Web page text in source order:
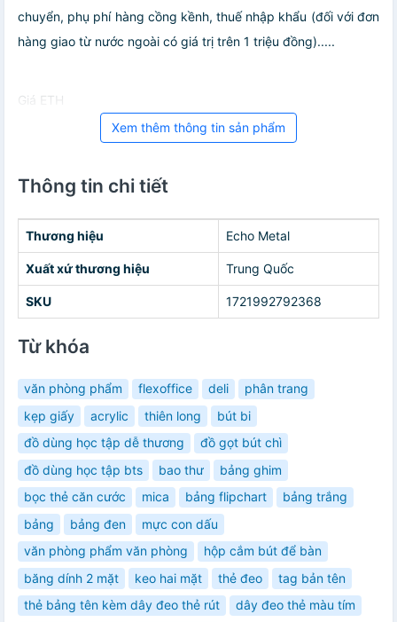
chuyển, phụ phí hàng cồng kềnh, thuế nhập khẩu (đối với đơn
hàng giao từ nước ngoài có giá trị trên 1 triệu đồng).....
Giá ETH
Xem thêm thông tin sản phẩm
Thông tin chi tiết
Thương hiệu Echo Metal
Xuất xứ thương hiệu Trung Quốc
SKU 1721992792368
Từ khóa
văn phòng phẩm flexoffice deli
phân trang
kẹp giấy
acrylic thiên long
bút bi
đồ dùng học tập dễ thương
đồ gọt bút chì
đồ dùng học tập bts
bao thư
bảng ghim
bọc thẻ căn cước
mica bảng flipchart
bảng trắng
bảng
bảng đen
mực con dấu
văn phòng phẩm văn phòng
hộp cắm bút để bàn
băng dính 2 mặt
keo hai mặt thẻ đeo
tag bản tên
thẻ bảng tên kèm dây đeo thẻ rút
dây đeo thẻ màu tím